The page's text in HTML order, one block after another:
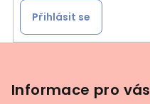
Přihlásit se
Informace pro vás